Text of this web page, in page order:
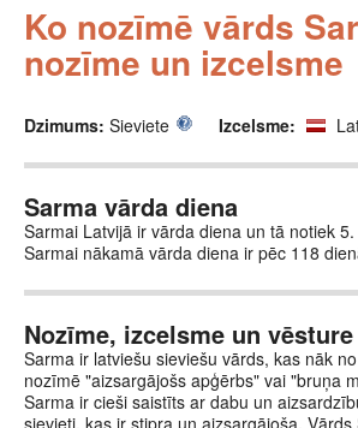
Ko nozīmē vārds
nozīme un izcelsme
Dzimums: Sieviete Izcelsme:
Sarma vārda diena
Sarmai Latvijā ir vārda diena un tā notiek
Sarmai nākamā vārda diena ir pēc 118
Nozīme, izcelsme un vēsture
Sarma ir latviešu sieviešu vārds, kas nāk
nozīmē "aizsargājošs apģērbs" vai "bruņa
Sarma ir cieši saistīts ar dabu un
sievieti, kas ir stipra un aizsargājoša.